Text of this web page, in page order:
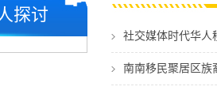
探讨
社交媒体时代华人
南南移民聚居区